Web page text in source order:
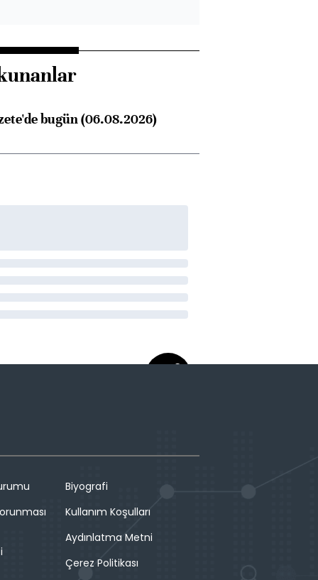
bugün (06.08.2026)
Biyografi
Kullanım Koşulları
Aydınlatma Metni
Çerez Politikası